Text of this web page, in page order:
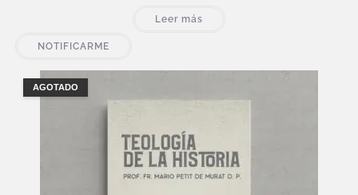
Leer más
NOTIFICARME
AGOTADO